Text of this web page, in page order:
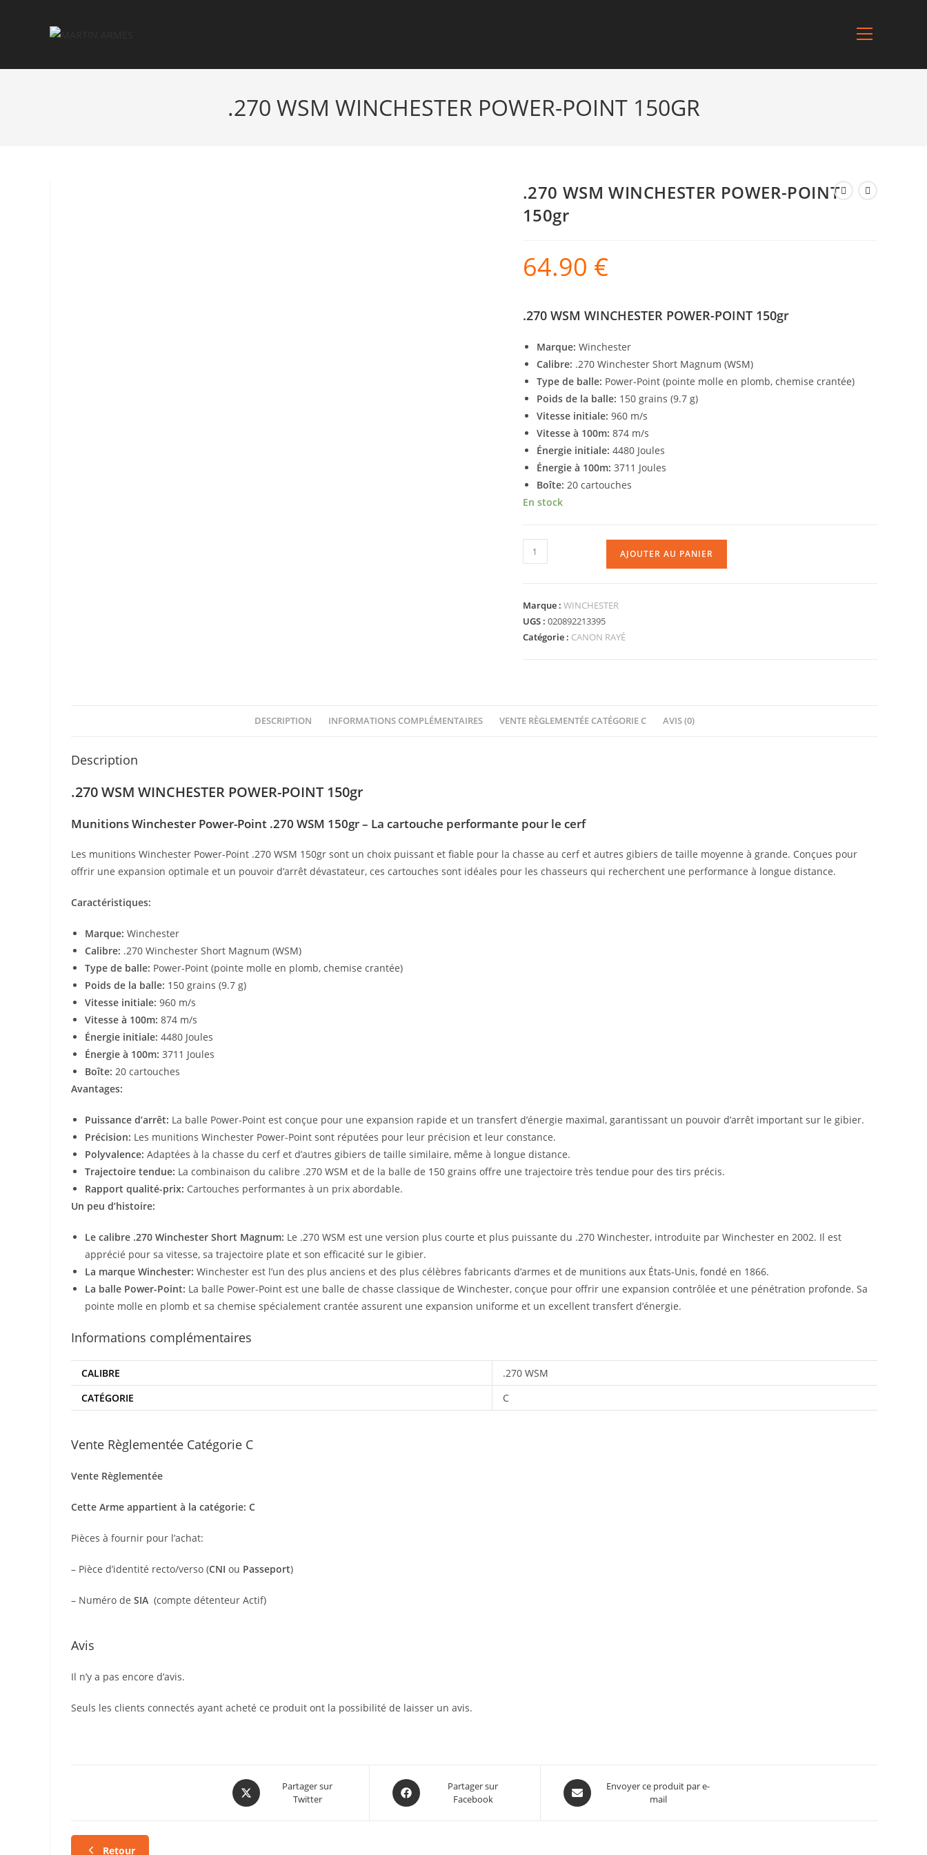
.270 WSM WINCHESTER POWER-POINT 150GR
.270 WSM WINCHESTER POWER-POINT
150gr
64.90 €
.270 WSM WINCHESTER POWER-POINT 150gr
Marque: Winchester
Calibre: .270 Winchester Short Magnum (WSM)
Type de balle: Power-Point (pointe molle en plomb, chemise crantée)
Poids de la balle: 150 grains (9.7 g)
Vitesse initiale: 960 m/s
Vitesse à 100m: 874 m/s
Énergie initiale: 4480 Joules
Énergie à 100m: 3711 Joules
Boîte: 20 cartouches
En stock
AJOUTER AU PANIER
Marque : WINCHESTER
UGS : 020892213395
Catégorie : CANON RAYÉ
DESCRIPTION INFORMATIONS COMPLÉMENTAIRES VENTE RÈGLEMENTÉE CATÉGORIE C AVIS (0)
Description
.270 WSM WINCHESTER POWER-POINT 150gr
Munitions Winchester Power-Point .270 WSM 150gr – La cartouche performante pour le cerf
Les munitions Winchester Power-Point .270 WSM 150gr sont un choix puissant et fiable pour la chasse au cerf et autres gibiers de taille moyenne à grande. Conçues pour
offrir une expansion optimale et un pouvoir d’arrêt dévastateur, ces cartouches sont idéales pour les chasseurs qui recherchent une performance à longue distance.
Caractéristiques:
Marque: Winchester
Calibre: .270 Winchester Short Magnum (WSM)
Type de balle: Power-Point (pointe molle en plomb, chemise crantée)
Poids de la balle: 150 grains (9.7 g)
Vitesse initiale: 960 m/s
Vitesse à 100m: 874 m/s
Énergie initiale: 4480 Joules
Énergie à 100m: 3711 Joules
Boîte: 20 cartouches
Avantages:
Puissance d’arrêt: La balle Power-Point est conçue pour une expansion rapide et un transfert d’énergie maximal, garantissant un pouvoir d’arrêt important sur le gibier.
Précision: Les munitions Winchester Power-Point sont réputées pour leur précision et leur constance.
Polyvalence: Adaptées à la chasse du cerf et d’autres gibiers de taille similaire, même à longue distance.
Trajectoire tendue: La combinaison du calibre .270 WSM et de la balle de 150 grains offre une trajectoire très tendue pour des tirs précis.
Rapport qualité-prix: Cartouches performantes à un prix abordable.
Un peu d’histoire:
Le calibre .270 Winchester Short Magnum: Le .270 WSM est une version plus courte et plus puissante du .270 Winchester, introduite par Winchester en 2002. Il est
apprécié pour sa vitesse, sa trajectoire plate et son efficacité sur le gibier.
La marque Winchester: Winchester est l’un des plus anciens et des plus célèbres fabricants d’armes et de munitions aux États-Unis, fondé en 1866.
La balle Power-Point: La balle Power-Point est une balle de chasse classique de Winchester, conçue pour offrir une expansion contrôlée et une pénétration profonde. Sa
pointe molle en plomb et sa chemise spécialement crantée assurent une expansion uniforme et un excellent transfert d’énergie.
Informations complémentaires
CALIBRE
.270 WSM
CATÉGORIE
C
Vente Règlementée Catégorie C
Vente Règlementée
Cette Arme appartient à la catégorie: C
Pièces à fournir pour l’achat:
– Pièce d’identité recto/verso (CNI ou Passeport)
– Numéro de SIA (compte détenteur Actif)
Avis
Il n’y a pas encore d’avis.
Seuls les clients connectés ayant acheté ce produit ont la possibilité de laisser un avis.
Partager sur
Twitter
Partager sur
Facebook
Envoyer ce produit par e-
mail
Retour